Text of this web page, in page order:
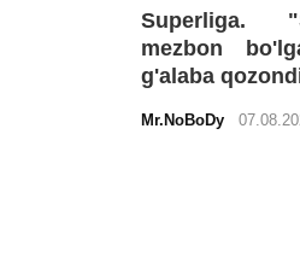
Superliga.
mezbon
g'alaba
Mr.NoBoDy